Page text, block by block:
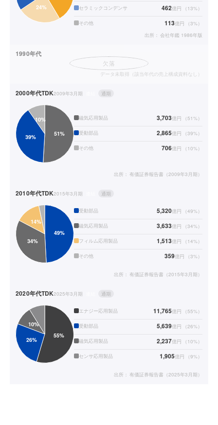
セラミックコンデンサ 462億円 （ 13%）
その他 113億円 （3%）
出所： 会社年鑑 1986年版
1990年代
欠落
データ未取得（該当年代の売上構成資料なし）
2000年代TDK2009年3月期 通期
磁気応用製品 3,703億円 （51%）
受動部品 2,865億円 （39%）
その他 706億円 （ 10%）
出所： 有価証券報告書（2009年3月期）
2010年代TDK2015年3月期 通期
受動部品 5,320億円 （49%）
磁気応用製品 3,633億円 （34%）
フィルム応用製品 1,513億円 （ 14%）
その他 359億円 （3%）
出所： 有価証券報告書（2015年3月期）
2020年代TDK2025年3月期 通期
エナジー応用製品 11,765億円 （55%）
受動部品 5,639億円 （26%）
磁気応用製品 2,237億円 （ 10%）
センサ応用製品 1,905億円 （9%）
出所： 有価証券報告書（2025年3月期）